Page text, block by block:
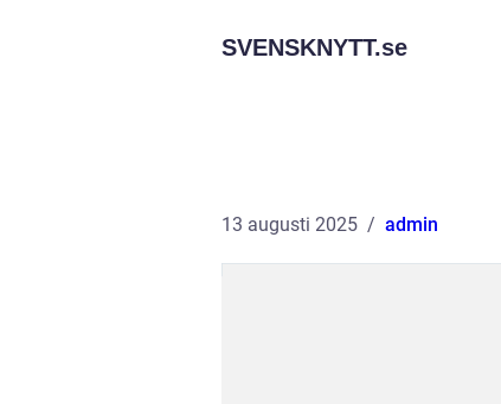
SVENSKNYTT.se
13 augusti 2025 admin